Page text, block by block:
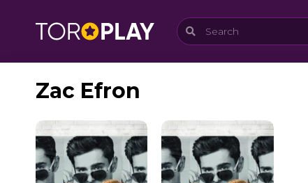
Zac Efron